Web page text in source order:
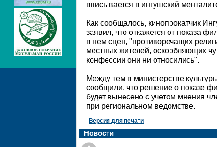
вписывается в ингушский
Как сообщалось, кинопрокатчик
заявил, что откажется от показа
в нем сцен, "противоречащих
местных жителей, оскорбляющих
конфессии они ни относились".
Между тем в министерстве
сообщили, что решение о показе
будет вынесено с учетом мнения
при региональном ведомстве.
Версия для печати
Новости